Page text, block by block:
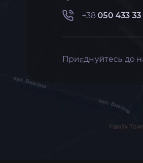
+38050 433 33
Приєднуйтесь до